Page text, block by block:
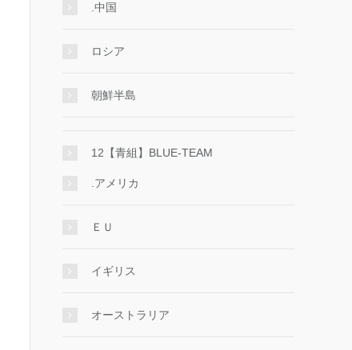
.中国
ロシア
朝鮮半島
12【青組】BLUE-TEAM
.アメリカ
ＥＵ
イギリス
オーストラリア